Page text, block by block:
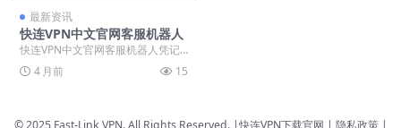
最新资讯
快连VPN中文官网客服机器人
快连VPN中文官网客服机器人凭记
忆对话、秒级链路、彩蛋指令，把
免费版、桌面版、中...
4 月前 15
© 2025 Fast-Link VPN. All Rights Reserved. |快连VPN下载官网 | 隐私政策 |